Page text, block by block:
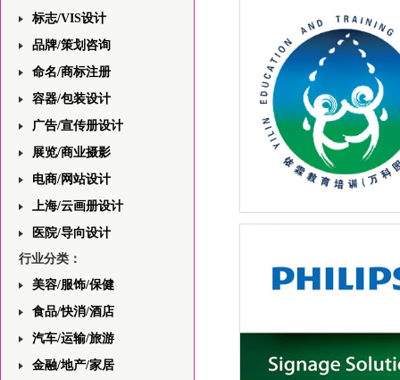
标志/VIS设计
品牌/策划咨询
命名/商标注册
容器/包装设计
广告/宣传册设计
展览/商业摄影
电商/网站设计
上海/云画册设计
医院/导向设计
行业分类：
美容/服饰/保健
食品/快消/酒店
汽车/运输/旅游
金融/地产/家居
上海依霖教育中心网站前